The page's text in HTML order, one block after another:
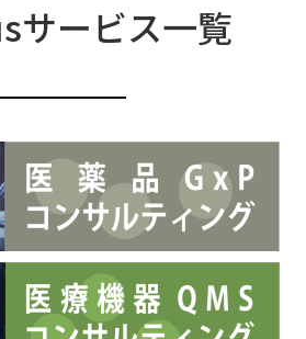
サービス一覧